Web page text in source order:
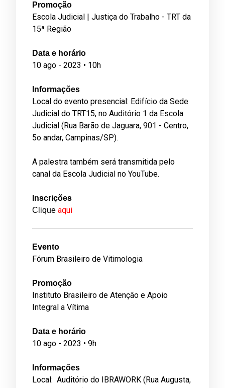
Promoção
Escola Judicial | Justiça do Trabalho - TRT da
15ª Região
Data e horário
10 ago - 2023 • 10h
Informações
Local do evento presencial: Edifício da Sede
Judicial do TRT15, no Auditório 1 da Escola
Judicial (Rua Barão de Jaguara, 901 - Centro,
5o andar, Campinas/SP).
A palestra também será transmitida pelo
canal da Escola Judicial no YouTube.
Inscrições
Clique aqui
Evento
Fórum Brasileiro de Vitimologia
Promoção
Instituto Brasileiro de Atenção e Apoio
Integral a Vítima
Data e horário
10 ago - 2023 • 9h
Informações
Local: Auditório do IBRAWORK (Rua Augusta,